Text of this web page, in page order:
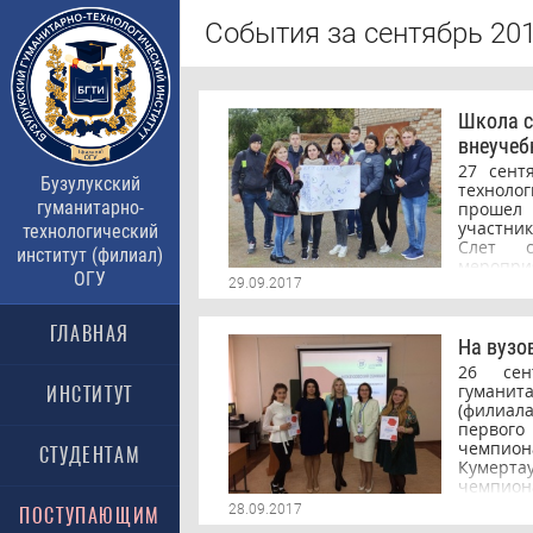
Бузулукский
гуманитарно-
технологический
институт (филиал)
ОГУ
ГЛАВНАЯ
ИНСТИТУТ
СТУДЕНТАМ
ПОСТУПАЮЩИМ
События за сентябрь
Школа
27
прошел
Слет
решил
новых
29.09.2017
На
26
28.09.2017